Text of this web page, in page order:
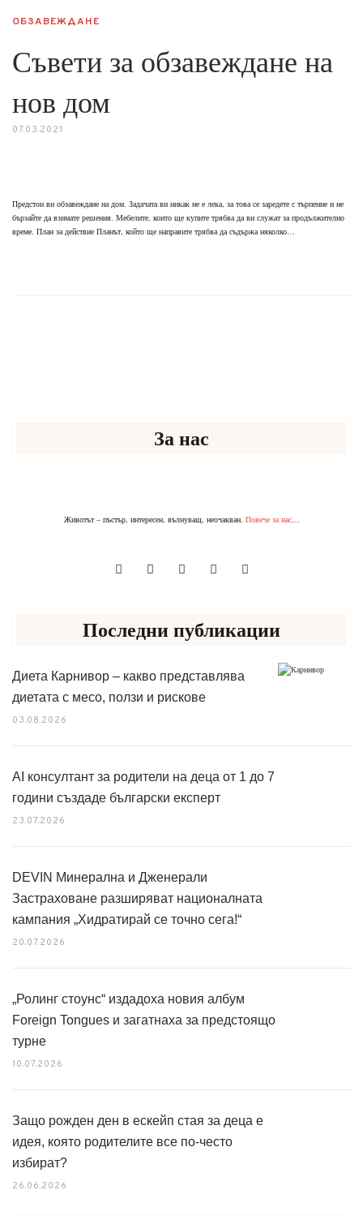
ОБЗАВЕЖДАНЕ
Съвети за обзавеждане на
нов дом
07.03.2021
Предстои ви обзавеждане на дом. Задачата ви никак не е лека, за това се заредете с търпение и не
бързайте да взимате решения. Мебелите, които ще купите трябва да ви служат за продължително
време. План за действие Планът, който ще направите трябва да съдържа няколко…
За нас
Животът – пъстър, интересен, вълнуващ, неочакван. Повече за нас…
Последни публикации
Диета Карнивор – какво представлява
диетата с месо, ползи и рискове
03.08.2026
AI консултант за родители на деца от 1 до 7
години създаде български експерт
23.07.2026
DEVIN Минерална и Дженерали
Застраховане разширяват националната
кампания „Хидратирай се точно сега!“
20.07.2026
„Ролинг стоунс“ издадоха новия албум
Foreign Tongues и загатнаха за предстоящо
турне
10.07.2026
Защо рожден ден в ескейп стая за деца е
идея, която родителите все по-често
избират?
26.06.2026